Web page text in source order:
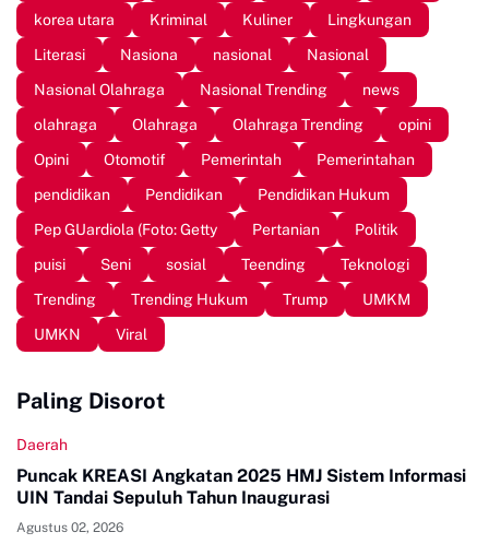
korea utara
Kriminal Kuliner
Lingkungan
Literasi
Nasiona nasional
Nasional
Nasional Olahraga
Nasional Trending
news
olahraga
Olahraga Olahraga Trending
opini
Opini
Otomotif Pemerintah
Pemerintahan
pendidikan
Pendidikan
Pendidikan Hukum
Pep GUardiola (Foto: Getty
Pertanian
Politik
puisi
Seni sosial Teending
Teknologi
Trending
Trending Hukum Trump
UMKM
UMKN
Viral
Paling Disorot
Daerah
Puncak KREASI Angkatan 2025 HMJ Sistem Informasi
UIN Tandai Sepuluh Tahun Inaugurasi
Agustus 02, 2026